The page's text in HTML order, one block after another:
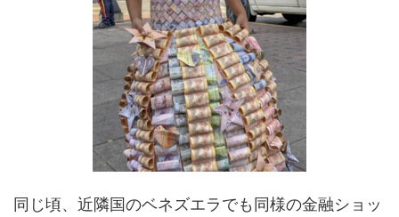
同じ頃、近隣国のベネズエラでも同様の金融ショッ